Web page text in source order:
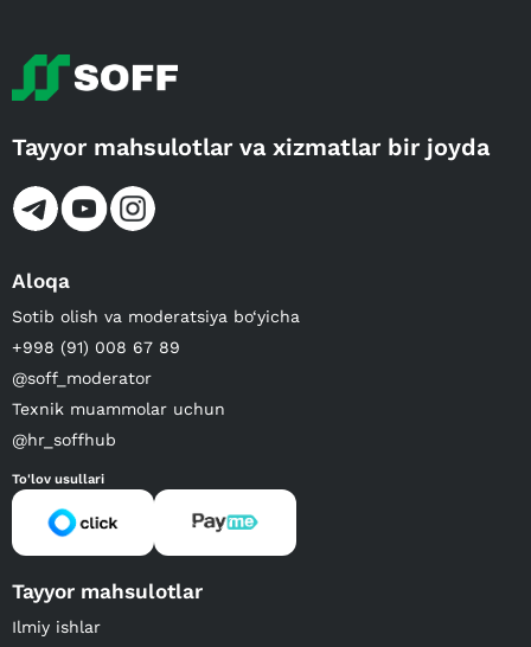
Tayyor mahsulotlar va xizmatlar bir joyda
Aloqa
Sotib olish va moderatsiya bo‘yicha
+998 (91) 008 67 89
@soff_moderator
Texnik muammolar uchun
@hr_soffhub
To'lov usullari
Tayyor mahsulotlar
Ilmiy ishlar